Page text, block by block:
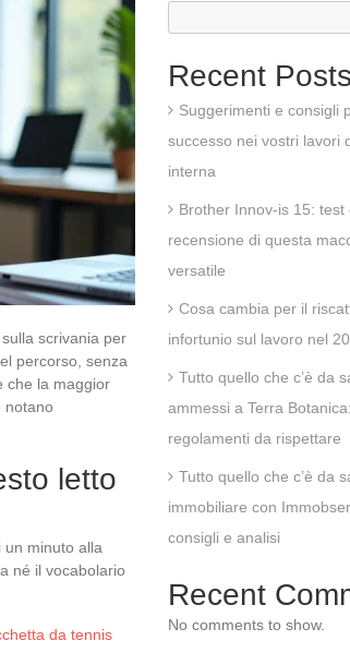
scrivania per
percorso, senza
che la maggior
notano
letto
minuto alla
né il vocabolario
da tennis
Recent Posts
Suggerimenti e consigli
successo nei vostri lavori
interna
Brother Innov-is 15: test
recensione di questa
versatile
Cosa cambia per il
infortunio sul lavoro nel
Tutto quello che c’è da
ammessi a Terra
regolamenti da rispettare
Tutto quello che c’è da
immobiliare con
consigli e analisi
Recent
No comments to show.